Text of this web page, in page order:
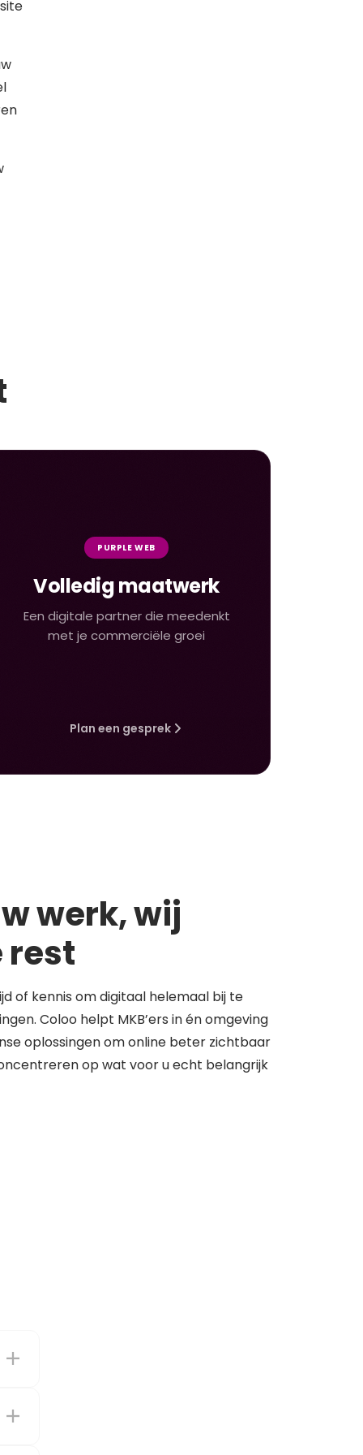
PURPLE WEB
Volledig maatwerk
Een digitale partner die meedenkt
met je commerciële groei
Plan een gesprek
werk, wij
rest
of kennis om digitaal helemaal bij te
Coloo helpt MKB’ers in én omgeving
oplossingen om online beter zichtbaar
op wat voor u echt belangrijk